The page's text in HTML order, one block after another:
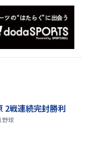
2戦連続完封勝利
野球